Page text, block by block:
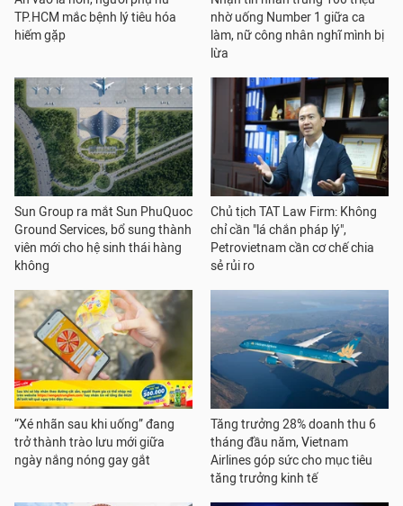
TP.HCM mắc bệnh lý tiêu hóa
hiếm gặp
nhờ uống Number 1 giữa ca
làm, nữ công nhân nghĩ mình bị
lừa
Sun Group ra mắt Sun PhuQuoc
Ground Services, bổ sung thành
viên mới cho hệ sinh thái hàng
không
Chủ tịch TAT Law Firm: Không
chỉ cần "lá chắn pháp lý",
Petrovietnam cần cơ chế chia
sẻ rủi ro
“Xé nhãn sau khi uống” đang
trở thành trào lưu mới giữa
ngày nắng nóng gay gắt
Tăng trưởng 28% doanh thu 6
tháng đầu năm, Vietnam
Airlines góp sức cho mục tiêu
tăng trưởng kinh tế